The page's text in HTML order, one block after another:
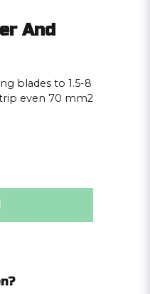
And
blades to 1.5-8
even 70 mm2